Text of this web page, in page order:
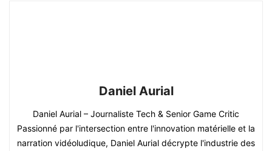
Daniel Aurial
Daniel Aurial – Journaliste Tech & Senior Game Critic
Passionné par l'intersection entre l'innovation matérielle et la
narration vidéoludique, Daniel Aurial décrypte l'industrie des